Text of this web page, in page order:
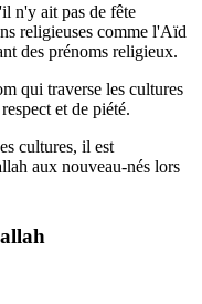
n'y ait pas de fête
religieuses comme l'Aïd
des prénoms religieux.
qui traverse les cultures
et de piété.
cultures, il est
aux nouveau-nés lors